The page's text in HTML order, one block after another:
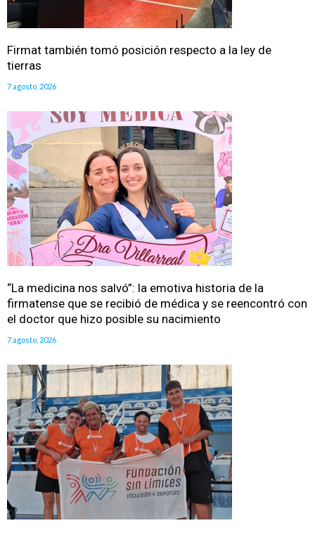
Firmat también tomó posición respecto a la ley de
tierras
7 agosto, 2026
“La medicina nos salvó”: la emotiva historia de la
firmatense que se recibió de médica y se reencontró con
el doctor que hizo posible su nacimiento
7 agosto, 2026